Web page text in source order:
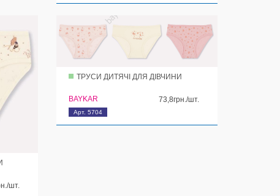
шт.
Арт. 5704
ТРУСИ ДИТЯЧІ ДЛЯ ДІВЧИНИ
BAYKAR 73,8грн./шт.